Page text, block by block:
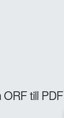
till